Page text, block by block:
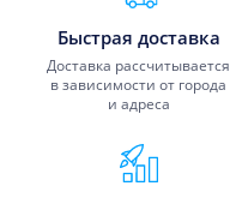
Быстрая доставка
Доставка рассчитывается
в зависимости от города
и адреса